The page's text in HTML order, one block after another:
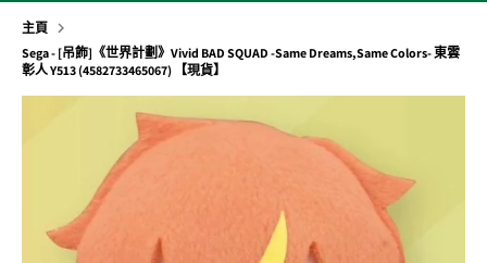
主頁
Sega - [吊飾]《世界計劃》Vivid BAD SQUAD -Same Dreams,Same Colors- 東雲
彰人 Y513 (4582733465067) 【現貨】